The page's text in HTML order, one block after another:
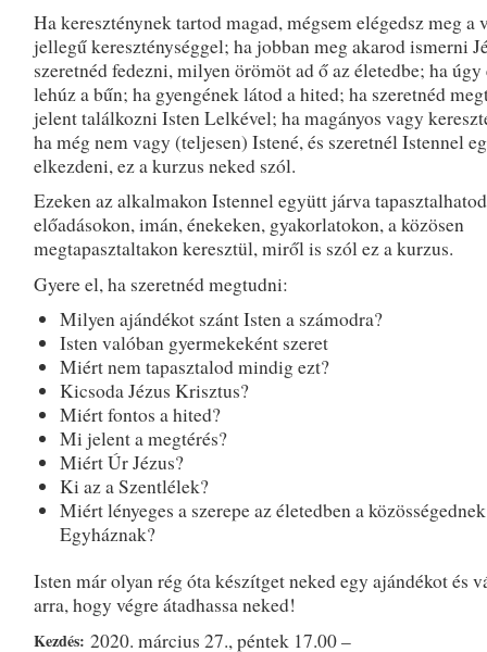
Ha kereszténynek tartod magad, mégsem elégedsz meg a
jellegű kereszténységgel; ha jobban meg akarod ismerni
szeretnéd fedezni, milyen örömöt ad ő az életedbe; ha úgy
lehúz a bűn; ha gyengének látod a hited; ha szeretnéd
jelent találkozni Isten Lelkével; ha magányos vagy
ha még nem vagy (teljesen) Istené, és szeretnél Istennel
elkezdeni, ez a kurzus neked szól.
Ezeken az alkalmakon Istennel együtt járva
előadásokon, imán, énekeken, gyakorlatokon, a közösen
megtapasztaltakon keresztül, miről is szól ez a kurzus.
Gyere el, ha szeretnéd megtudni:
Milyen ajándékot szánt Isten a számodra?
Isten valóban gyermekeként szeret
Miért nem tapasztalod mindig ezt?
Kicsoda Jézus Krisztus?
Miért fontos a hited?
Mi jelent a megtérés?
Miért Úr Jézus?
Ki az a Szentlélek?
Miért lényeges a szerepe az életedben a
Egyháznak?
Isten már olyan rég óta készítget neked egy ajándékot és
arra, hogy végre átadhassa neked!
Kezdés: 2020. március 27., péntek 17.00 –